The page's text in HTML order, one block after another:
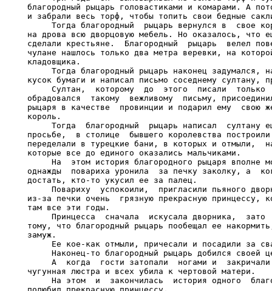
благородный рыцарь головастиками и комарами. А
и забрали весь торф, чтобы топить свои бедные
Тогда благородный  рыцарь вернулся в  свое
на дрова всю дворцовую мебель. Но оказалось, что
сделали крестьяне.  Благородный  рыцарь  велел
чулане нашлось только два метра веревки, на
кладовщика.
Тогда благородный рыцарь наконец задумался,
кусок бумаги и написал письмо соседнему султану,
Султан,  которому  до  этого  писали  только
обрадовался  такому  вежливому  письму,
рыцаря в качестве  провинции и подарил ему  свою
король.
Тогда  благородный  рыцарь написал  султану
просьбе,  в столице  бывшего королевства
переделали в турецкие бани, в которых и отмыли,
которые все до единого оказались мальчиками.
На  этом история благородного рыцаря вполне
однажды  повариха уронила  за печку заколку, а
достать, кто-то укусил ее за палец.
Повариху  успокоили,  пригласили пьяного
из-за печки очень  грязную прекрасную принцессу,
там все эти годы.
Принцесса  сначала  искусала дворника,  зато
тому, что благородный рыцарь пообещал ее
замуж.
Ее кое-как отмыли, причесали и посадили за
Наконец-то благородный рыцарь добился своей
А  когда  гости затопали  ногами и
чугунная люстра и всех убила к чертовой матери.
На этом  и  закончилась  история одного